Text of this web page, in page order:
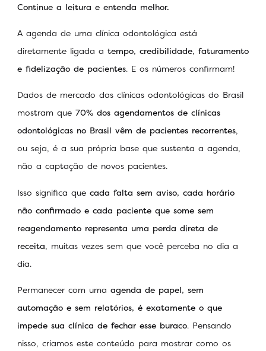
Continue a leitura e entenda melhor.
A agenda de uma clínica odontológica está
diretamente ligada a tempo, credibilidade, faturamento
e fidelização de pacientes. E os números confirmam!
Dados de mercado das clínicas odontológicas do Brasil
mostram que 70% dos agendamentos de clínicas
odontológicas no Brasil vêm de pacientes recorrentes,
ou seja, é a sua própria base que sustenta a agenda,
não a captação de novos pacientes.
Isso significa que cada falta sem aviso, cada horário
não confirmado e cada paciente que some sem
reagendamento representa uma perda direta de
receita, muitas vezes sem que você perceba no dia a
dia.
Permanecer com uma agenda de papel, sem
automação e sem relatórios, é exatamente o que
impede sua clínica de fechar esse buraco. Pensando
nisso, criamos este conteúdo para mostrar como os